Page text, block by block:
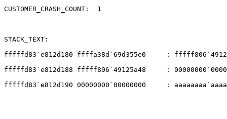
CUSTOMER_CRASH_COUNT:  1
STACK_TEXT:
fffffd83`e812d180 ffffa38d`69d355e0     :
fffffd83`e812d188 fffff806`49125a48     :
fffffd83`e812d190 00000000`00000000     :